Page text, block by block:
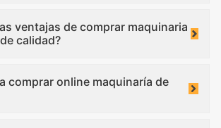
ventajas de comprar maquinaria
calidad?
comprar online maquinaría de